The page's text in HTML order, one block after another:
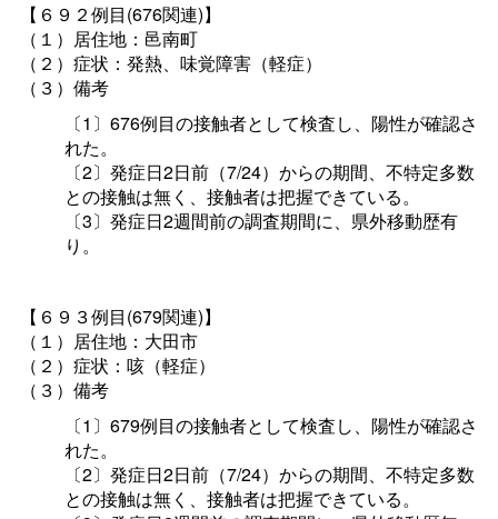
【６９２例目(676関連)】
（１）居住地：邑南町
（２）症状：発熱、味覚障害（軽症）
（３）備考
〔1〕676例目の接触者として検査し、陽性が確認さ
れた。
〔2〕発症日2日前（7/24）からの期間、不特定多数
との接触は無く、接触者は把握できている。
〔3〕発症日2週間前の調査期間に、県外移動歴有
り。
【６９３例目(679関連)】
（１）居住地：大田市
（２）症状：咳（軽症）
（３）備考
〔1〕679例目の接触者として検査し、陽性が確認さ
れた。
〔2〕発症日2日前（7/24）からの期間、不特定多数
との接触は無く、接触者は把握できている。